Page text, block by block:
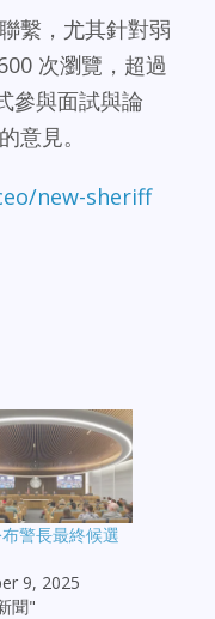
繫，尤其針對弱
次瀏覽，超過
參與面試與論
意見。
new-sheriff
警長最終候選
9, 2025
聞"